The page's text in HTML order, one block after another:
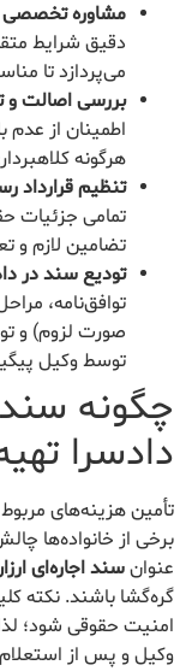
مشاوره تخصصی و
دقیق شرایط
می‌پردازد تا
بررسی اصالت و
اطمینان از
هرگونه
تنظیم قرارداد
تمامی جزئیات
تضامین لازم و
تودیع سند در
توافق‌نامه،
صورت لزوم) و
توسط وکیل
چگونه سند
دادسرا
تأمین هزینه‌های مربوط
برخی از خانواده‌ها
عنوانسند اجاره‌ای
گره‌گشا باشند. نکته
امنیت حقوقی شود؛
وکیل و پس از